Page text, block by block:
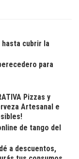
cubrir la
para
Pizzas y
Artesanal e
de tango del
a descuentos,